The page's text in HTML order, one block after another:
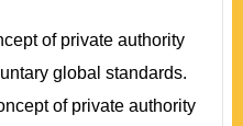
of private authority
global standards.
of private authority